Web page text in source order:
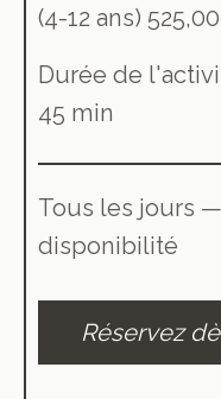
(4-12 ans)
Durée de
45 min
Tous les jours
disponibilité
Réservez